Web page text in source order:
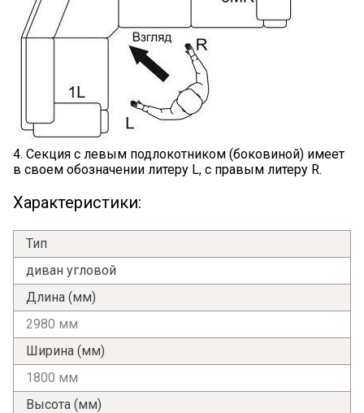
Я ознакомлен с
4. Секция с левым подлокотником (боковиной) имеет
в своем обозначении литеру L, с правым литеру R.
Характеристики:
Тип
диван угловой
Длина (мм)
2980 мм
Ширина (мм)
1800 мм
Высота (мм)